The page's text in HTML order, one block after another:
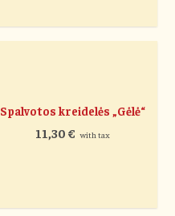
Spalvotos kreidelės „Gėlė“
11,30 € with tax